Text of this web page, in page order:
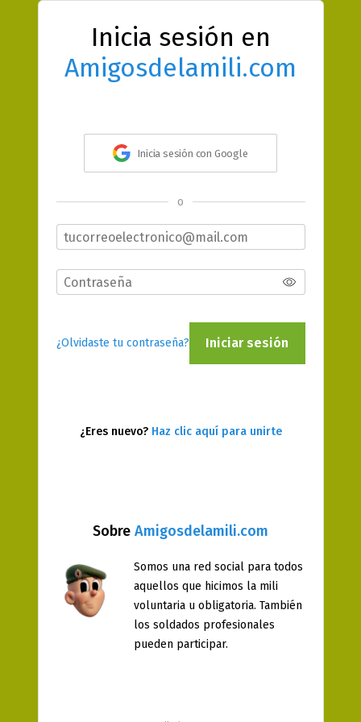
Sobre Amigosdelamili.com
Somos una red social para todos
aquellos que hicimos la mili
voluntaria u obligatoria. También
los soldados profesionales
pueden participar.
Inicia sesión en
Amigosdelamili.com
Inicia sesión con Google
o
¿Olvidaste tu contraseña? Iniciar sesión
¿Eres nuevo? Haz clic aquí para unirte